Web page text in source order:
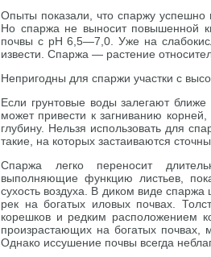
Опыты показали, что спаржу
Но спаржа не выносит повышенной
почвы с рН 6,5—7,0. Уже на
извести. Спаржа — растение
Непригодны для спаржи участки с
Если грунтовые воды залегают
может привести к загниванию
глубину. Нельзя использовать для
такие, на которых застаиваются
Спаржа легко переносит
выполняющие функцию листьев,
сухость воздуха. В диком виде
рек на богатых иловых почвах.
корешков и редким расположением
произрастающих на богатых почвах,
Однако иссушение почвы всегда